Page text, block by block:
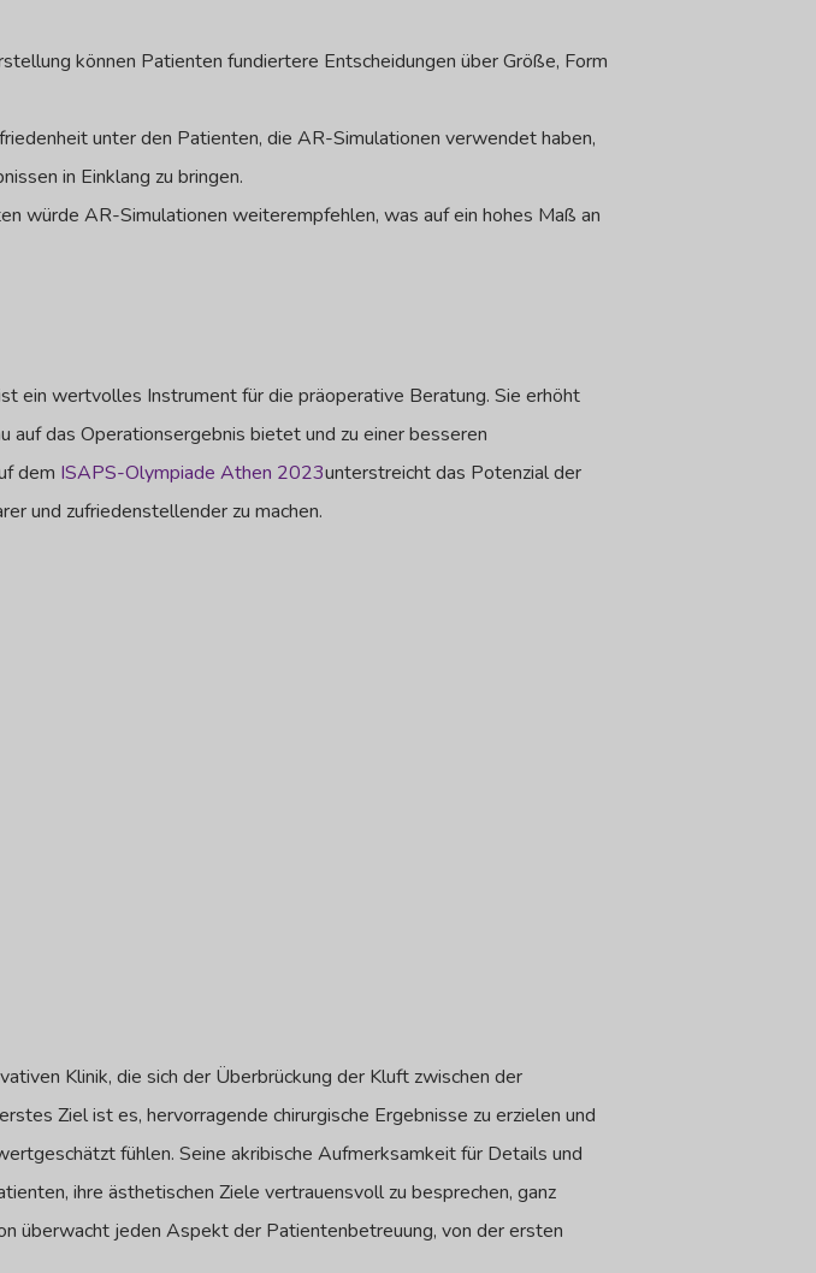
können Patienten fundiertere Entscheidungen über Größe, Form
unter den Patienten, die AR-Simulationen verwendet haben,
in Einklang zu bringen.
würde AR-Simulationen weiterempfehlen, was auf ein hohes Maß an
ein wertvolles Instrument für die präoperative Beratung. Sie erhöht
auf das Operationsergebnis bietet und zu einer besseren
dem ISAPS-Olympiade Athen 2023unterstreicht das Potenzial der
und zufriedenstellender zu machen.
Klinik, die sich der Überbrückung der Kluft zwischen der
Ziel ist es, hervorragende chirurgische Ergebnisse zu erzielen und
fühlen. Seine akribische Aufmerksamkeit für Details und
ihre ästhetischen Ziele vertrauensvoll zu besprechen, ganz
überwacht jeden Aspekt der Patientenbetreuung, von der ersten